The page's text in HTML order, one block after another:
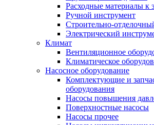
Расходные материалы к
Ручной инструмент
Строительно-
Электрический
Климат
Вентиляционное
Климатическое
Насосное оборудование
Комплектующие и
оборудования
Насосы повышения
Поверхностные насосы
Насосы прочее